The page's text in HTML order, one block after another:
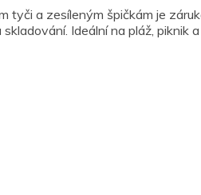
tyči a zesíleným špičkám je
Ideální na pláž, piknik